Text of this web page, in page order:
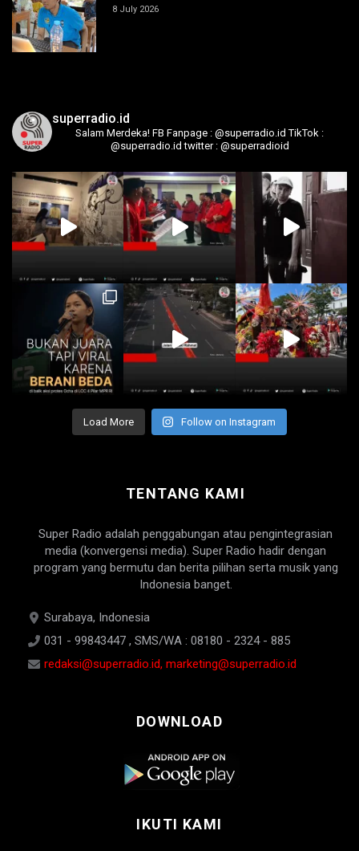
8 July 2026
superradio.id
Salam Merdeka! FB Fanpage : @superradio.id TikTok :
@superradio.id twitter : @superradioid
Load More Follow on Instagram
TENTANG KAMI
Super Radio adalah penggabungan atau pengintegrasian
media (konvergensi media). Super Radio hadir dengan
program yang bermutu dan berita pilihan serta musik yang
Indonesia banget.
Surabaya, Indonesia
031 - 99843447 , SMS/WA : 08180 - 2324 - 885
redaksi@superradio.id, marketing@superradio.id
DOWNLOAD
IKUTI KAMI